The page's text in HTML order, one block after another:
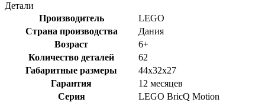
Детали
Производитель
LEGO
Страна производства
Дания
Возраст
6+
Количество деталей
62
Габаритные размеры
44x32x27
Гарантия
12 месяцев
Серия
LEGO BricQ Motion